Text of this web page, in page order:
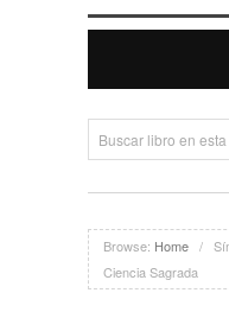
Browse: Home /
Ciencia Sagrada